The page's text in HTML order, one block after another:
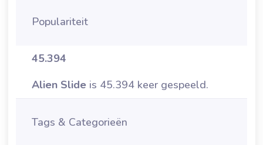
Populariteit
45.394
Alien Slide is 45.394 keer gespeeld.
Tags & Categorieën